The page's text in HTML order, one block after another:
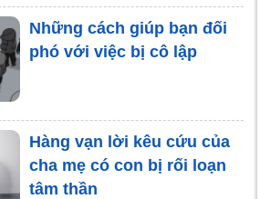
Những cách giúp bạn đối
phó với việc bị cô lập
Hàng vạn lời kêu cứu của
cha mẹ có con bị rối loạn
tâm thần